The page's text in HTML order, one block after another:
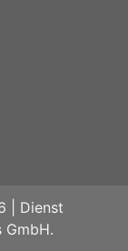
| Dienst
GmbH.